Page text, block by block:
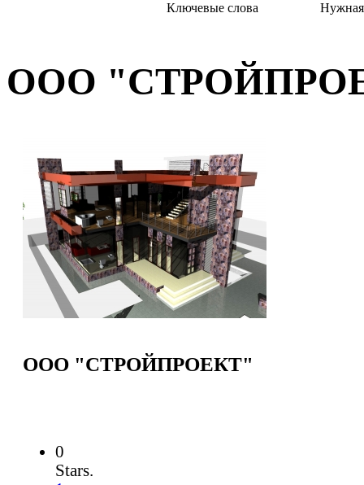
Ключевые слова Нужная
ООО
ООО "СТРОЙПРОЕКТ"
0
Stars.